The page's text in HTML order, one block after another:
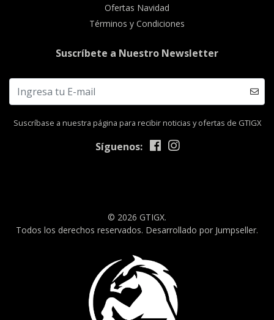
Ofertas Navidad
Términos y Condiciones
Suscríbete a Nuestro Newsletter
Suscríbase a nuestra página para recibir noticias y ofertas de GTIGX
Síguenos:
© 2026 GTIGX.
Todos los derechos reservados. Desarrollado por Jumpseller.